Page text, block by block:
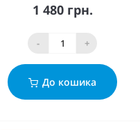
1 480 грн.
- +
До кошика